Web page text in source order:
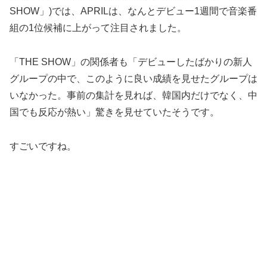
SHOW」)では、APRILは、なんとデビュー1週間で音楽番
組の1位候補に上がって注目されました。
「THE SHOW」の関係者も「デビューしたばかりの新人
グループの中で、このように良い成績を見せたグループは
いなかった。事前の集計を見れば、韓国内だけでなく、中
国でも反応が熱い」驚きを見せていたそうです。
すごいですね。